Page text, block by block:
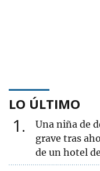
LO ÚLTIMO
1
Una niña de
grave tras
de un hotel